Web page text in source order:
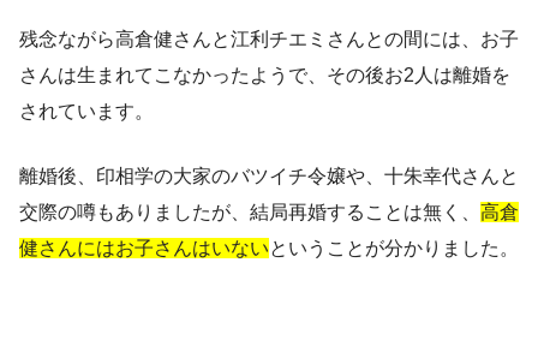
残念ながら高倉健さんと江利チエミさんとの間には、お子
さんは生まれてこなかったようで、その後お2人は離婚を
されています。
離婚後、印相学の大家のバツイチ令嬢や、十朱幸代さんと
交際の噂もありましたが、結局再婚することは無く、 高倉
健さんにはお子さんはいないということが分かりました。